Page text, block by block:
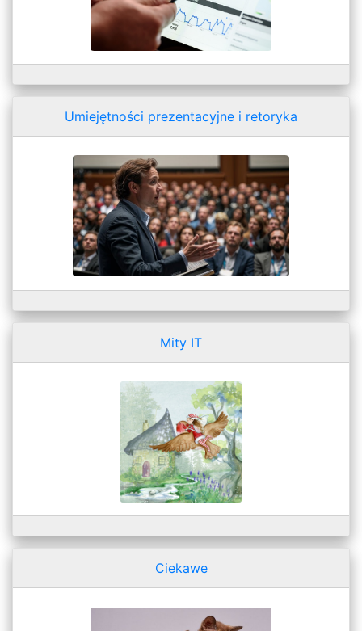
Umiejętności prezentacyjne i retoryka
Mity IT
Ciekawe